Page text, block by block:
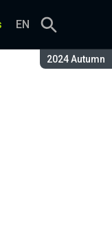
Сезон:
2024 Autumn
EN